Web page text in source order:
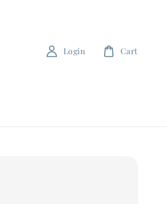
Login Cart